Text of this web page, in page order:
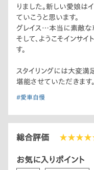
りました。新しい愛娘は
ていこうと思います。
グレイス…本当に素敵な
そして、ようこそインサ
す。
スタイリングには大変満
堪能させていただきます。
#愛車自慢
総合評価
お気に入りポイント